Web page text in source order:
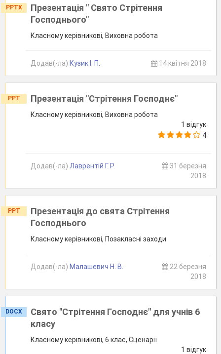
PPTX
Презентація " Свято Стрітення
Господнього"
Класному керівникові, Виховна робота
Додав(-ла) Кузик І. П. 14 квітня 2018
PPT Презентація "Стрітення Господнє"
Класному керівникові, Виховна робота
1 відгук
4
Додав(-ла) Лаврентій Г. Р.
31 березня
2018
PPT
Презентація до свята Стрітення
Господнього
Класному керівникові, Позакласні заходи
Додав(-ла) Малашевич Н. В.
22 березня
2018
DOCX
Свято "Стрітення Господнє" для учнів 6
класу
Класному керівникові, 6 клас, Сценарії
1 відгук